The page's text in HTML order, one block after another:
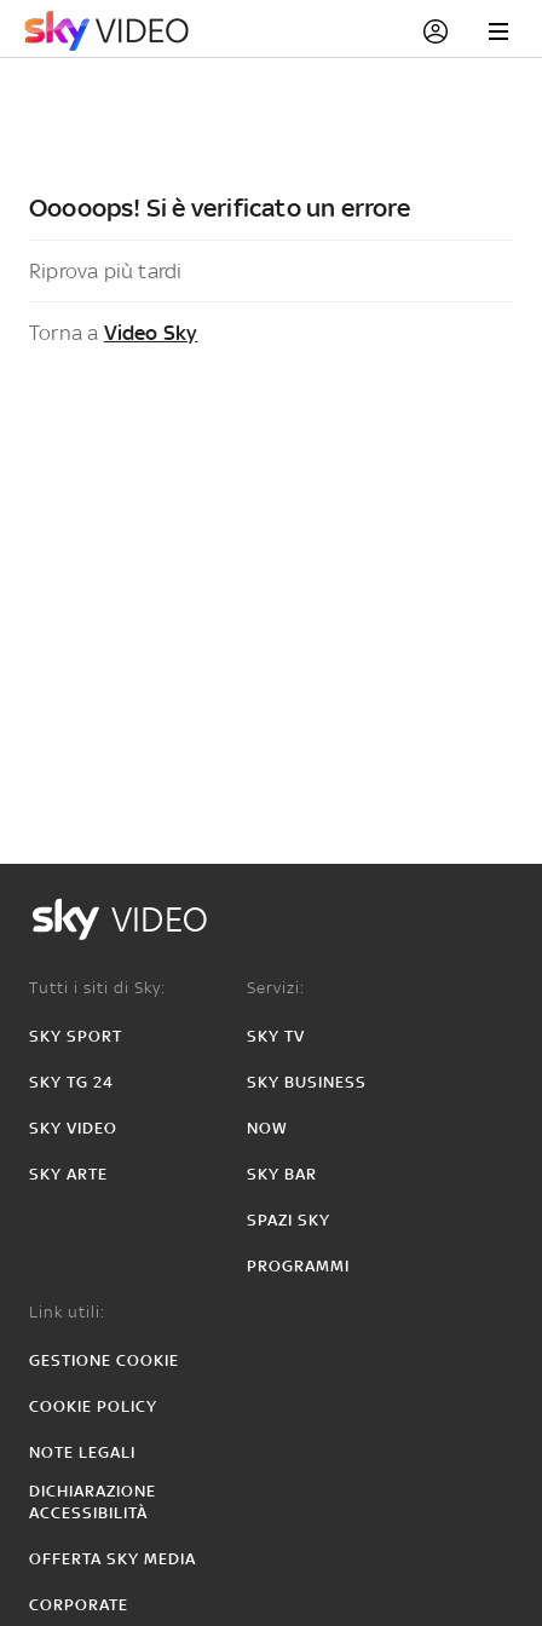
Ooooops! Si è verificato un errore
Riprova più tardi
Torna a Video Sky
VIDEO
Tutti i siti di Sky:
SKY SPORT
SKY TG 24
SKY VIDEO
SKY ARTE
Servizi:
SKY TV
SKY BUSINESS
NOW
SKY BAR
SPAZI SKY
PROGRAMMI
Link utili:
GESTIONE COOKIE
COOKIE POLICY
NOTE LEGALI
DICHIARAZIONE
ACCESSIBILITÀ
OFFERTA SKY MEDIA
CORPORATE